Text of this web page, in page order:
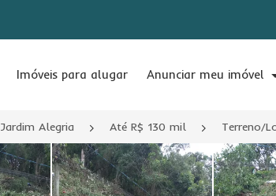
Imóveis para alugar Anunciar meu imóvel
Jardim Alegria Até R$ 130 mil